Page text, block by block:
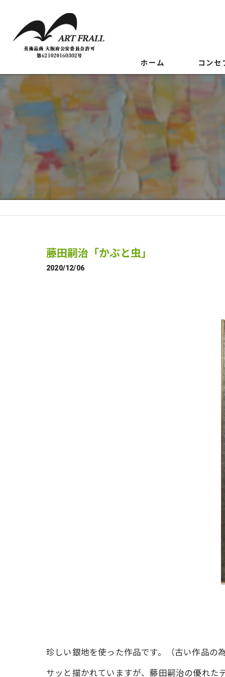
ホーム コンセ
藤田嗣治「かぶと虫」
2020/12/06
珍しい銀地を使った作品です。（古い作品の
サッと描かれていますが、藤田嗣治の優れた